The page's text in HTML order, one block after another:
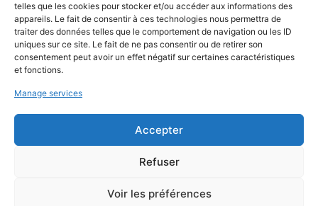
telles que les cookies pour stocker et/ou accéder aux informations des
appareils. Le fait de consentir à ces technologies nous permettra de
traiter des données telles que le comportement de navigation ou les ID
uniques sur ce site. Le fait de ne pas consentir ou de retirer son
consentement peut avoir un effet négatif sur certaines caractéristiques
et fonctions.
Manage services
Accepter
Refuser
Voir les préférences
En cliquant sur “OK”, j’accepte que les données recueillies par amàco soient
destinées à l’envoi par courrier électronique de contenus et d’informations
relatifs aux actualités et à l’expertise d’amàco.
Plus d’informations »